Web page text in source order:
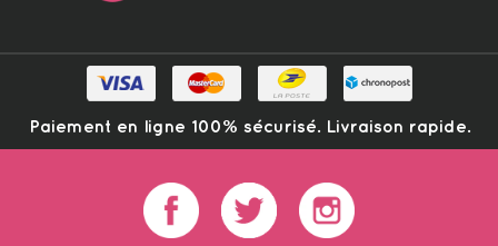
Paiement en ligne 100% sécurisé. Livraison rapide.